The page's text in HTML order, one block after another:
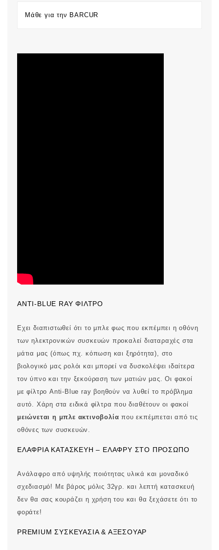
Μάθε για την BARCUR
ANTI-BLUE RAY ΦΊΛΤΡΟ
Εχει διαπιστωθεί ότι το μπλε φως που εκπέμπει η οθόνη
των ηλεκτρονικών συσκευών προκαλεί διαταραχές στα
μάτια μας (όπως πχ. κόπωση και ξηρότητα), στο
βιολογικό μας ρολόι και μπορεί να δυσκολέψει ιδαίτερα
τον ύπνο και την ξεκούραση των ματιών μας. Οι φακοί
με φίλτρο Anti-Blue ray βοηθούν να λυθεί το πρόβλημα
αυτό. Χάρη στα ειδικά φίλτρα που διαθέτουν οι φακοί
μειώνεται η μπλε ακτινοβολίαπου εκπέμπεται από τις
οθόνες των συσκευών.
ΕΛΑΦΡΙΆ ΚΑΤΑΣΚΕΥΉ – ΕΛΑΦΡΎ ΣΤΟ ΠΡΌΣΩΠΟ
Ανάλαφρο από υψηλής ποιότητας υλικά και μοναδικό
σχεδιασμό! Με βάρος μόλις 32γρ. και λεπτή κατασκευή
δεν θα σας κουράζει η χρήση του και θα ξεχάσετε ότι το
φοράτε!
PREMIUM ΣΥΣΚΕΥΑΣΊΑ & ΑΞΕΣΟΥΆΡ